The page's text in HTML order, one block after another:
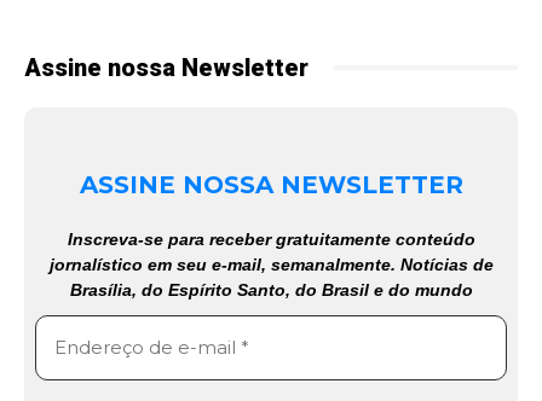
Assine nossa Newsletter
ASSINE NOSSA NEWSLETTER
Inscreva-se para receber gratuitamente conteúdo
jornalístico em seu e-mail, semanalmente. Notícias de
Brasília, do Espírito Santo, do Brasil e do mundo